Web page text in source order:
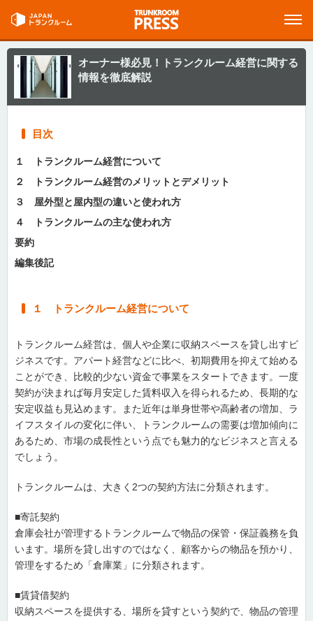
オーナー様必見！トランクルーム経営に関する
情報を徹底解説
目次
１ トランクルーム経営について
２ トランクルーム経営のメリットとデメリット
３ 屋外型と屋内型の違いと使われ方
４ トランクルームの主な使われ方
要約
編集後記
１ トランクルーム経営について
トランクルーム経営は、個人や企業に収納スペースを貸し出すビ
ジネスです。アパート経営などに比べ、初期費用を抑えて始める
ことができ、比較的少ない資金で事業をスタートできます。一度
契約が決まれば毎月安定した賃料収入を得られるため、長期的な
安定収益も見込めます。また近年は単身世帯や高齢者の増加、ラ
イフスタイルの変化に伴い、トランクルームの需要は増加傾向に
あるため、市場の成長性という点でも魅力的なビジネスと言える
でしょう。
トランクルームは、大きく2つの契約方法に分類されます。
■寄託契約
倉庫会社が管理するトランクルームで物品の保管・保証義務を負
います。場所を貸し出すのではなく、顧客からの物品を預かり、
管理をするため「倉庫業」に分類されます。
■賃貸借契約
収納スペースを提供する、場所を貸すという契約で、物品の管理